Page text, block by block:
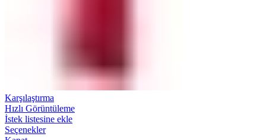
Karşılaştırma
Hızlı Görüntüleme
İstek listesine ekle
Seçenekler